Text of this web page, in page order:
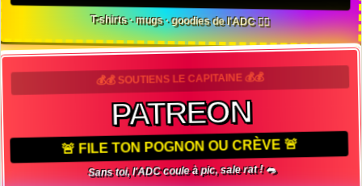
T-shirts · mugs · goodies de l'ADC 🏴‍☠️
💰💰 SOUTIENS LE CAPITAINE 💰💰
PATREON
🚨 FILE TON POGNON OU CRÈVE 🚨
Sans toi, l'ADC coule à pic, sale rat ! 🐀